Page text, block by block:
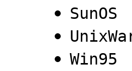
SunOS
Win95